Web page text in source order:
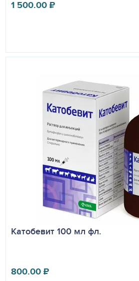
1 500.00₽
Катобевит 100 мл фл.
800.00₽